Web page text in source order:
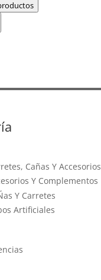
Cañas Y Accesorios
Y Complementos
Y Carretes
Artificiales